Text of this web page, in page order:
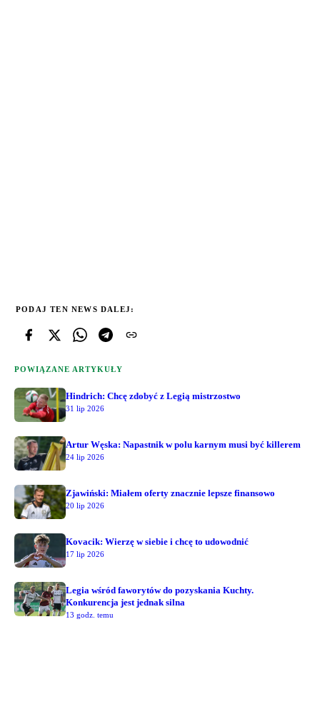
PODAJ TEN NEWS DALEJ:
POWIĄZANE ARTYKUŁY
Hindrich: Chcę zdobyć z Legią mistrzostwo
31 lip 2026
Artur Węska: Napastnik w polu karnym musi być killerem
24 lip 2026
Zjawiński: Miałem oferty znacznie lepsze finansowo
20 lip 2026
Kovacik: Wierzę w siebie i chcę to udowodnić
17 lip 2026
Legia wśród faworytów do pozyskania Kuchty.
Konkurencja jest jednak silna
13 godz. temu